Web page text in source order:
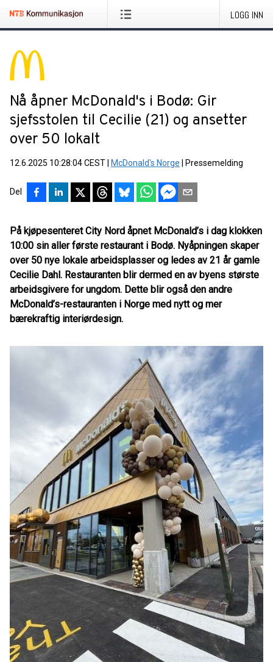
LOGG INN
Nå åpner McDonald's i Bodø: Gir
sjefsstolen til Cecilie (21) og ansetter
over 50 lokalt
12.6.2025 10:28:04 CEST McDonald's Norge Pressemelding
Del
På kjøpesenteret City Nord åpnet McDonald’s i dag klokken
10:00 sin aller første restaurant i Bodø. Nyåpningen skaper
over 50 nye lokale arbeidsplasser og ledes av 21 år gamle
Cecilie Dahl. Restauranten blir dermed en av byens største
arbeidsgivere for ungdom. Dette blir også den andre
McDonald’s-restauranten i Norge med nytt og mer
bærekraftig interiørdesign.